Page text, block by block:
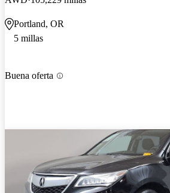
Portland, OR
5 millas
Buena oferta